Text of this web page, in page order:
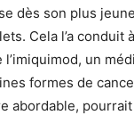
dès son plus
Cela l’a conduit
un
formes de
abordable,